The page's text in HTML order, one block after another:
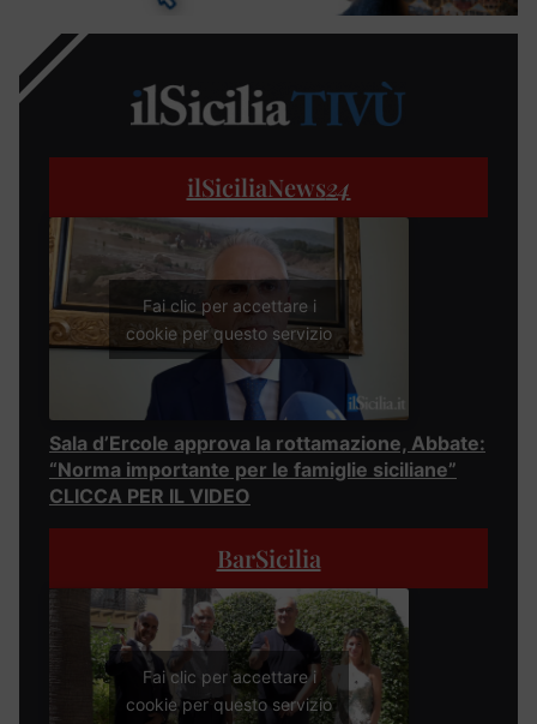
ilSiciliaNews24
Fai clic per accettare i
cookie per questo servizio
Sala d’Ercole approva la rottamazione, Abbate:
“Norma importante per le famiglie siciliane”
CLICCA PER IL VIDEO
BarSicilia
Fai clic per accettare i
cookie per questo servizio